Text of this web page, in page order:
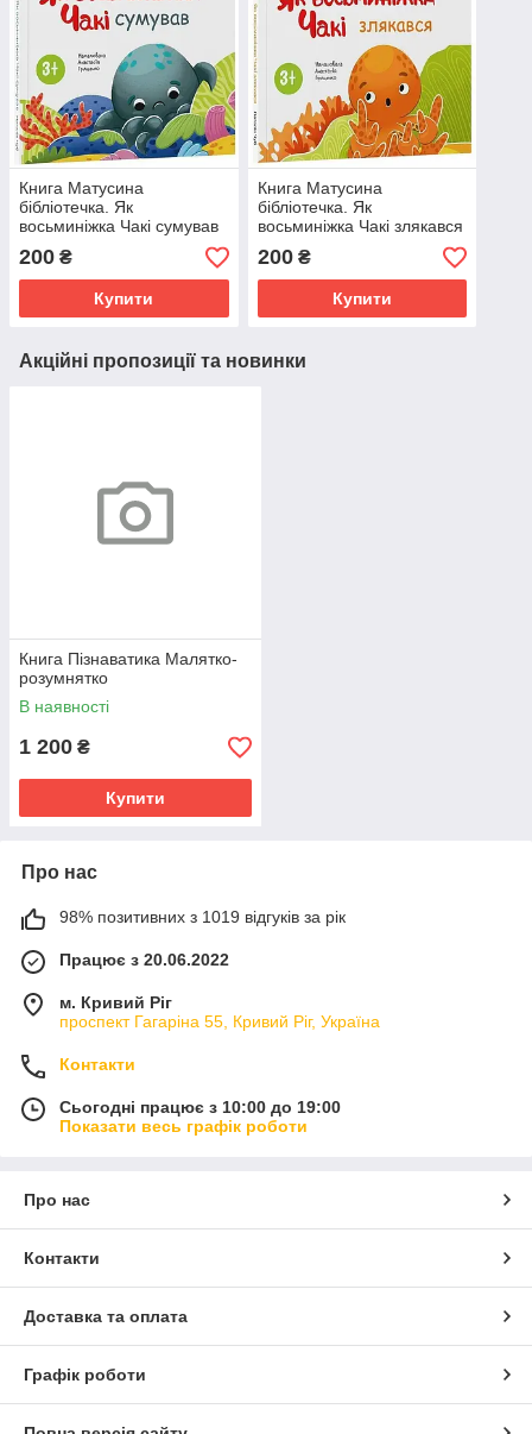
Книга Матусина
бібліотечка. Як
восьминіжка Чакі сумував
200 ₴
Купити
Книга Матусина
бібліотечка. Як
восьминіжка Чакі злякався
200₴
Купити
Акційні пропозиції та новинки
Книга Пізнаватика Малятко-
розумнятко
В наявності
1 200 ₴
Купити
Про нас
98% позитивних з 1019 відгуків за рік
Працює з 20.06.2022
м. Кривий Ріг
проспект Гагаріна 55, Кривий Ріг, Україна
Контакти
Сьогодні працює з 10:00 до 19:00
Показати весь графік роботи
Про нас
Контакти
Доставка та оплата
Графік роботи